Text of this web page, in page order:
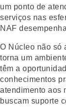
um ponto de
serviços nas
NAF
O Núcleo não só
torna um
têm a
conhecimentos
atendimento aos
buscam suporte